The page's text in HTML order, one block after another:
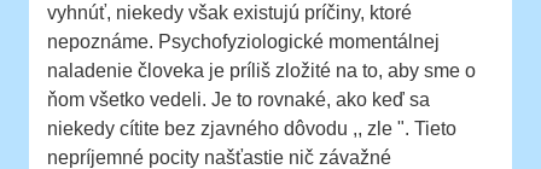
vyhnúť, niekedy však existujú príčiny, ktoré
nepoznáme. Psychofyziologické momentálnej
naladenie človeka je príliš zložité na to, aby sme o
ňom všetko vedeli. Je to rovnaké, ako keď sa
niekedy cítite bez zjavného dôvodu ,, zle ". Tieto
nepríjemné pocity našťastie nič závažné